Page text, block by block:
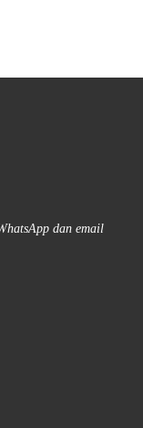
dan email